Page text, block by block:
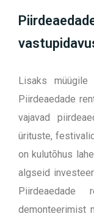
Lisaks müügile
Piirdeaedade
vajavad
ürituste,
on kulutõhus
algseid
demonteerimist